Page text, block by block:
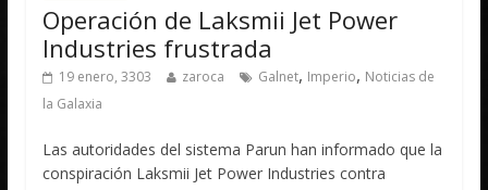
Operación de Laksmii Jet Power
Industries frustrada
19 enero, 3303 zaroca Galnet, Imperio, Noticias de
la Galaxia
Las autoridades del sistema Parun han informado que la
conspiración Laksmii Jet Power Industries contra